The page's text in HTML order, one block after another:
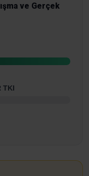
ve Gerçek